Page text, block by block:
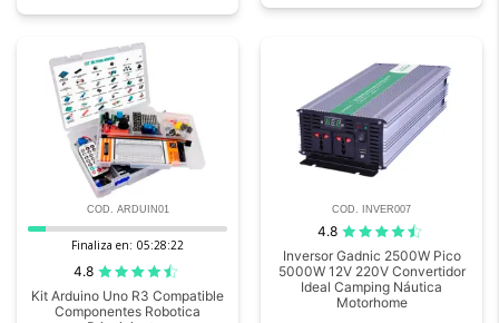
COD. ARDUIN01
Finaliza en: 05:28:21
4.8
Kit Arduino Uno R3 Compatible
Componentes Robotica
COD. INVER007
4.8
Inversor Gadnic 2500W Pico
5000W 12V 220V Convertidor
Ideal Camping Náutica
Motorhome